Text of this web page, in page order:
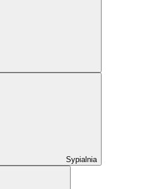
Sypialnia